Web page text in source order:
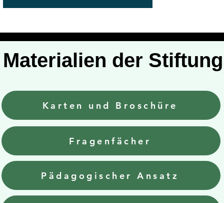
Materialien der Stiftung
Karten und Broschüre
Fragenfächer
Pädagogischer Ansatz